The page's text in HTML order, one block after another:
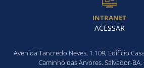
INTRANET
ACESSAR
Avenida Tancredo Neves, 1.109, Edifício
Caminho das Árvores. Salvador-BA,